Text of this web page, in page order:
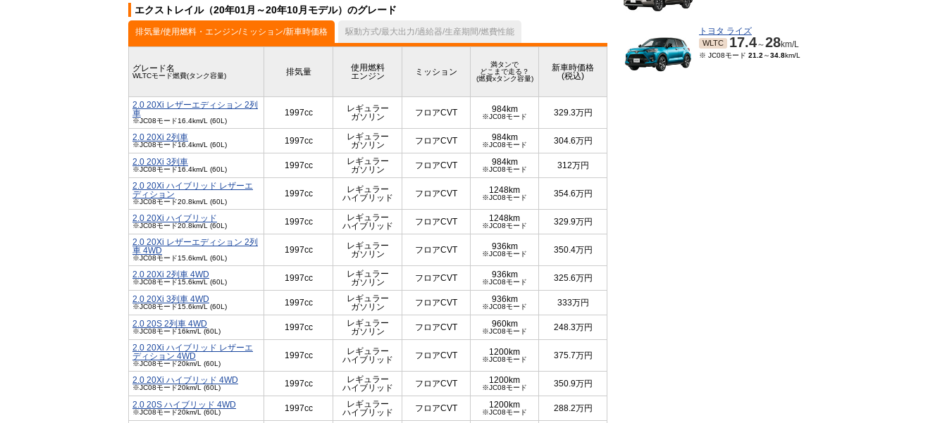
エクストレイル（20年01月～20年10月モデル）のグレード
排気量/使用燃料・エンジン/ミッション/新車時価格 駆動方式/最大出力/過給器/生産期間/燃費性能
グレード名
WLTCモード燃費(タンク容量) 排気量
使用燃料
エンジン
ミッション
満タンで
どこまで走る？
(燃費xタンク容量)
新車時価格
(税込)
2.0 20Xi レザーエディション 2列
車
※JC08モード16.4km/L (60L)
1997cc
レギュラー
ガソリン
フロアCVT 984km
※JC08モード 329.3万円
2.0 20Xi 2列車
※JC08モード16.4km/L (60L) 1997cc
レギュラー
ガソリン
フロアCVT 984km
※JC08モード 304.6万円
2.0 20Xi 3列車
※JC08モード16.4km/L (60L) 1997cc
レギュラー
ガソリン
フロアCVT 984km
※JC08モード 312万円
2.0 20Xi ハイブリッド レザーエ
ディション
※JC08モード20.8km/L (60L)
1997cc
レギュラー
ハイブリッド
フロアCVT 1248km
※JC08モード 354.6万円
2.0 20Xi ハイブリッド
※JC08モード20.8km/L (60L) 1997cc
レギュラー
ハイブリッド
フロアCVT 1248km
※JC08モード 329.9万円
2.0 20Xi レザーエディション 2列
車 4WD
※JC08モード15.6km/L (60L)
1997cc
レギュラー
ガソリン
フロアCVT 936km
※JC08モード 350.4万円
2.0 20Xi 2列車 4WD
※JC08モード15.6km/L (60L) 1997cc
レギュラー
ガソリン
フロアCVT 936km
※JC08モード 325.6万円
2.0 20Xi 3列車 4WD
※JC08モード15.6km/L (60L) 1997cc
レギュラー
ガソリン
フロアCVT 936km
※JC08モード 333万円
2.0 20S 2列車 4WD
※JC08モード16km/L (60L) 1997cc
レギュラー
ガソリン
フロアCVT 960km
※JC08モード 248.3万円
2.0 20Xi ハイブリッド レザーエ
ディション 4WD
※JC08モード20km/L (60L)
1997cc
レギュラー
ハイブリッド
フロアCVT 1200km
※JC08モード 375.7万円
2.0 20Xi ハイブリッド 4WD
※JC08モード20km/L (60L) 1997cc
レギュラー
ハイブリッド
フロアCVT 1200km
※JC08モード 350.9万円
2.0 20S ハイブリッド 4WD
※JC08モード20km/L (60L) 1997cc
レギュラー
ハイブリッド
フロアCVT 1200km
※JC08モード 288.2万円
トヨタ ライズ
WLTC 17.4～28km/L
※ JC08モード 21.2 ～34.8km/L